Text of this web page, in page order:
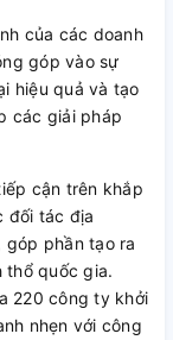
của các doanh
góp vào sự
hiệu quả và tạo
các giải pháp
cận trên khắp
đối tác địa
góp phần tạo ra
thổ quốc gia.
220 công ty khởi
nhẹn với công